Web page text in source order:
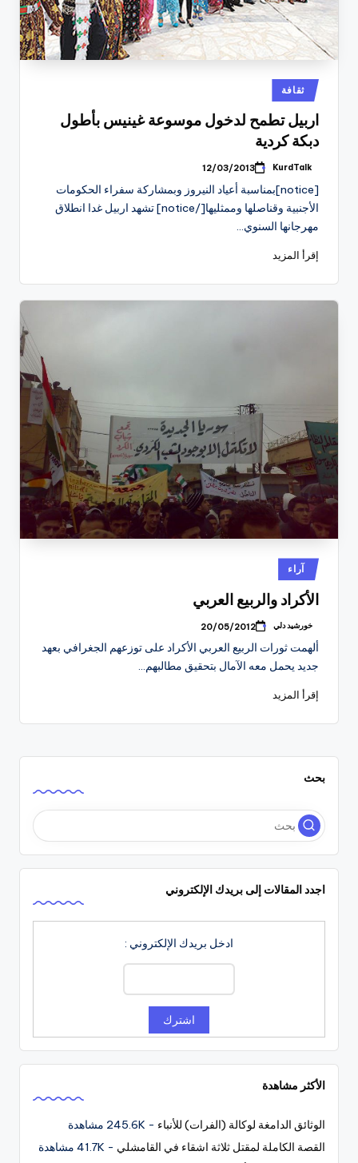
نُشر
في
ثقافة
اربيل تطمح لدخول موسوعة غينيس بأطول
دبكة كردية
تمّ
بواسطة
KurdTalk
12/03/2013
[notice]بمناسبة أعياد النيروز وبمشاركة سفراء الحكومات
الأجنبية وقناصلها وممثليها[/notice] تشهد اربيل غدا انطلاق
مهرجانها السنوي…
إقرأ المزيد
نُشر
في
آراء
الأكراد والربيع العربي
تمّ
بواسطة
خورشيد دلي 20/05/2012
ألهمت ثورات الربيع العربي الأكراد على توزعهم الجغرافي بعهد
جديد يحمل معه الآمال بتحقيق مطالبهم…
إقرأ المزيد
بحث
اجدد المقالات إلى بريدك الإلكتروني
ادخل بريدك الإلكتروني :
الأكثر مشاهدة
الوثائق الدامغة لوكالة (الفرات) للأنباء - 245.6K مشاهدة
القصة الكاملة لمقتل ثلاثة اشقاء في القامشلي - 41.7K مشاهدة